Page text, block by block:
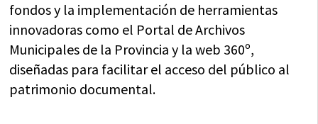
fondos y la implementación de herramientas
innovadoras como el Portal de Archivos
Municipales de la Provincia y la web 360º,
diseñadas para facilitar el acceso del público al
patrimonio documental.